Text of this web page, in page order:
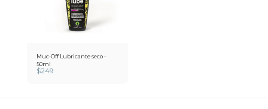
Muc-Off Lubricante seco -
50ml
$249